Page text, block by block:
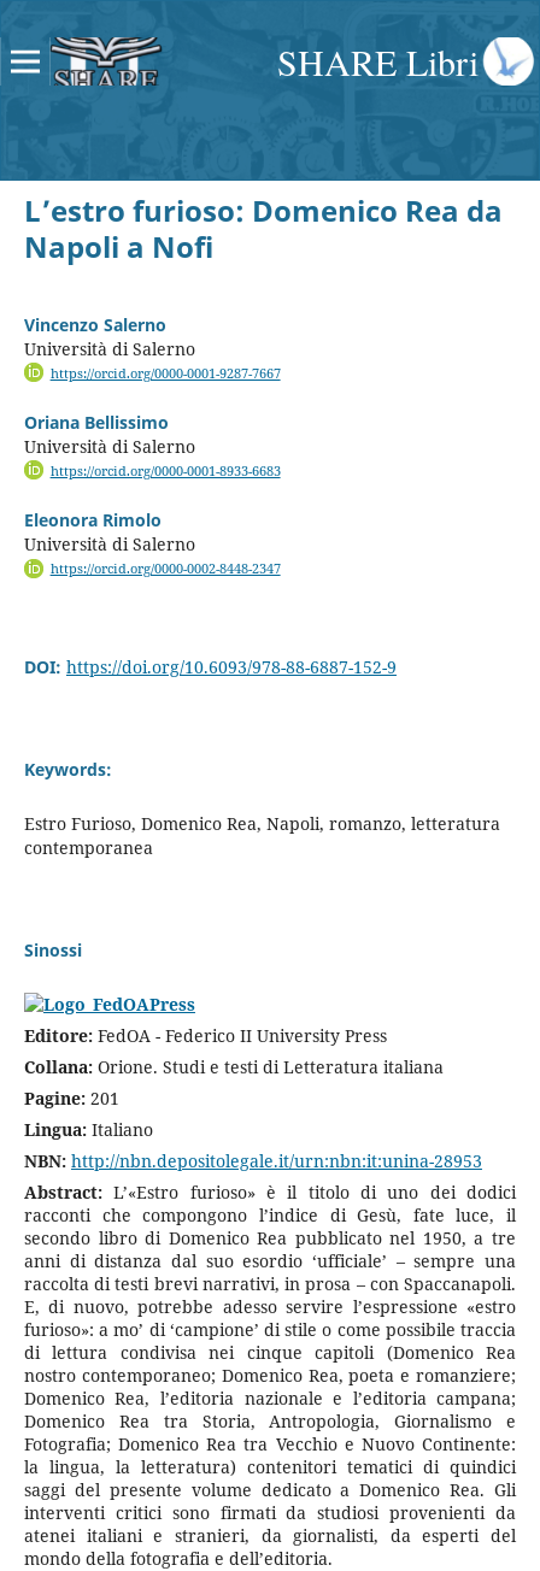
SHARE Libri
L’estro furioso: Domenico Rea da
Napoli a Nofi
Vincenzo Salerno
Università di Salerno
https://orcid.org/0000-0001-9287-7667
Oriana Bellissimo
Università di Salerno
https://orcid.org/0000-0001-8933-6683
Eleonora Rimolo
Università di Salerno
https://orcid.org/0000-0002-8448-2347
DOI: https://doi.org/10.6093/978-88-6887-152-9
Keywords:
Estro Furioso, Domenico Rea, Napoli, romanzo, letteratura
contemporanea
Sinossi
Editore:FedOA - Federico II University Press
Collana: Orione. Studi e testi di Letteratura italiana
Pagine:201
Lingua:Italiano
NBN: http://nbn.depositolegale.it/urn:nbn:it:unina-28953
Abstract:L’«Estro furioso» è il titolo di uno dei dodici
racconti che compongono l’indice di Gesù, fate luce, il
secondo libro di Domenico Rea pubblicato nel 1950, a tre
anni di distanza dal suo esordio ‘ufficiale’ – sempre una
raccolta di testi brevi narrativi, in prosa – con Spaccanapoli.
E, di nuovo, potrebbe adesso servire l’espressione «estro
furioso»: a mo’ di ‘campione’ di stile o come possibile traccia
di lettura condivisa nei cinque capitoli (Domenico Rea
nostro contemporaneo; Domenico Rea, poeta e romanziere;
Domenico Rea, l’editoria nazionale e l’editoria campana;
Domenico Rea tra Storia, Antropologia, Giornalismo e
Fotografia; Domenico Rea tra Vecchio e Nuovo Continente:
la lingua, la letteratura) contenitori tematici di quindici
saggi del presente volume dedicato a Domenico Rea. Gli
interventi critici sono firmati da studiosi provenienti da
atenei italiani e stranieri, da giornalisti, da esperti del
mondo della fotografia e dell’editoria.